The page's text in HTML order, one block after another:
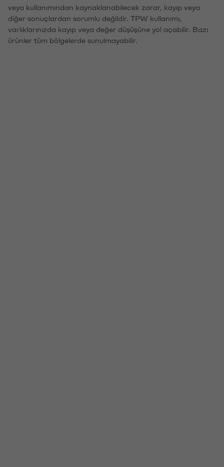
veya kullanımından kaynaklanabilecek zarar, kayıp veya
diğer sonuçlardan sorumlu değildir. TPW kullanımı,
varlıklarınızda kayıp veya değer düşüşüne yol açabilir. Bazı
ürünler tüm bölgelerde sunulmayabilir.